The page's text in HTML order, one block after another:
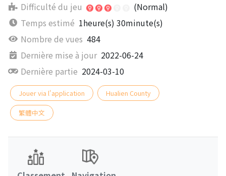
Difficulté du jeu
(Normal)
Temps estimé 1heure(s) 30minute(s)
Nombre de vues 484
Dernière mise à jour 2022-06-24
Dernière partie 2024-03-10
Jouer via l'application Hualien County
繁體中文